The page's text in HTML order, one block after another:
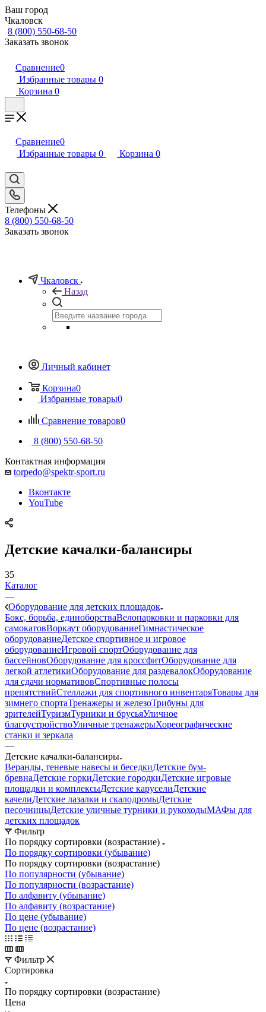
Ваш город
Чкаловск
8 (800) 550-68-50
Заказать звонок
Сравнение0
Избранные товары 0
Корзина 0
Сравнение0
Избранные товары 0 Корзина 0
Телефоны
8 (800) 550-68-50
Заказать звонок
Чкаловск
Назад
Личный кабинет
Корзина0
Избранные товары0
Сравнение товаров0
8 (800) 550-68-50
Контактная информация
torpedo@spektr-sport.ru
Вконтакте
YouTube
Детские качалки-балансиры
35
Каталог
—
Оборудование для детских площадок
Бокс, борьба, единоборстваВелопарковки и парковки для
самокатовВоркаут оборудованиеГимнастическое
оборудованиеДетское спортивное и игровое
оборудованиеИгровой спортОборудование для
бассейновОборудование для кроссфитОборудование для
легкой атлетикиОборудование для раздевалокОборудование
для сдачи нормативовСпортивные полосы
препятствийСтеллажи для спортивного инвентаряТовары для
зимнего спортаТренажеры и железоТрибуны для
зрителейТуризмТурники и брусьяУличное
благоустройствоУличные тренажерыХореографические
станки и зеркала
—
Детские качалки-балансиры
Веранды, теневые навесы и беседкиДетские бум-
бревнаДетские горкиДетские городкиДетские игровые
площадки и комплексыДетские каруселиДетские
качелиДетские лазалки и скалодромыДетские
песочницыДетские уличные турники и рукоходыМАФы для
детских площадок
Фильтр
По порядку сортировки (возрастание)
По порядку сортировки (убывание)
По порядку сортировки (возрастание)
По популярности (убывание)
По популярности (возрастание)
По алфавиту (убывание)
По алфавиту (возрастание)
По цене (убывание)
По цене (возрастание)
Фильтр
Сортировка
По порядку сортировки (возрастание)
Цена